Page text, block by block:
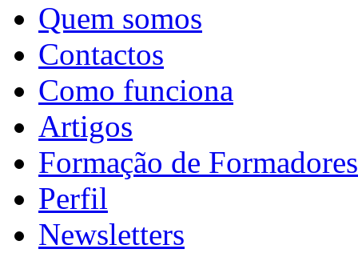
Quem somos
Contactos
Como funciona
Artigos
Formação de Formadores
Perfil
Newsletters